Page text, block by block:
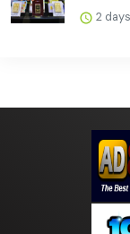
2